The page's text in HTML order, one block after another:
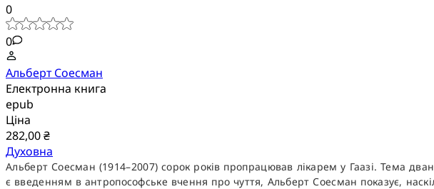
0
0
Альберт Соесман
Електронна книга
epub
Ціна
282,00 ₴
Духовна
Альберт Соесман (1914–2007) сорок років пропрацював лікарем у Гаазі. Тема
є введенням в антропософське вчення про чуття, Альберт Соесман показує,